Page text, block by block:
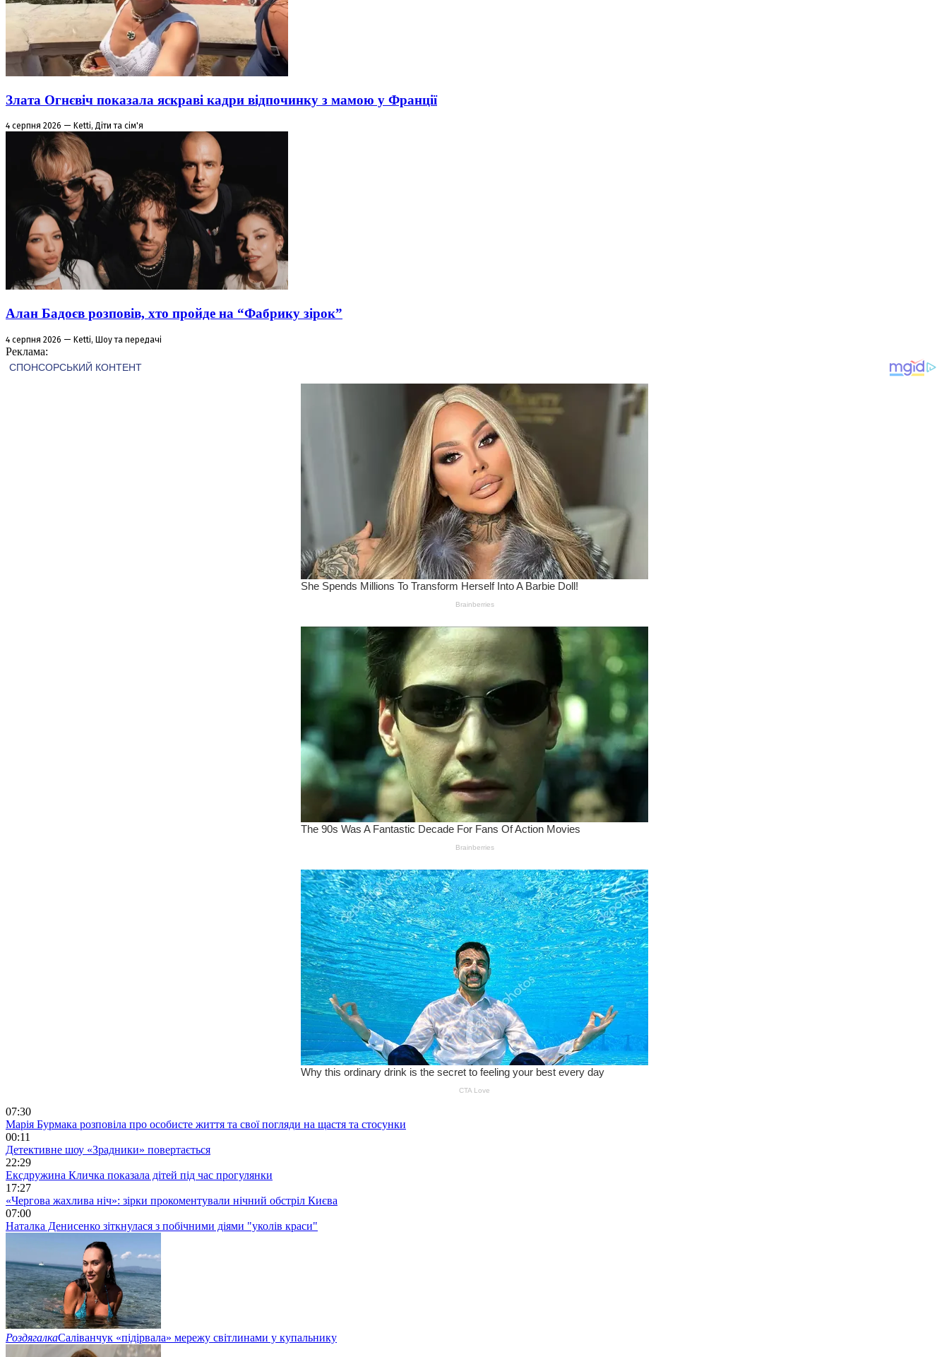
Злата Огнєвіч показала яскраві кадри відпочинку з мамою у Франції
4 серпня 2026 — Ketti, Діти та сім'я
Алан Бадоєв розповів, хто пройде на “Фабрику зірок”
4 серпня 2026 — Ketti, Шоу та передачі
Реклама:
07:30
Марія Бурмака розповіла про особисте життя та свої погляди на щастя та стосунки
00:11
Детективне шоу «Зрадники» повертається
22:29
Ексдружина Кличка показала дітей під час прогулянки
17:27
«Чергова жахлива ніч»: зірки прокоментували нічний обстріл Києва
07:00
Наталка Денисенко зіткнулася з побічними діями "уколів краси"
РоздягалкаСаліванчук «підірвала» мережу світлинами у купальнику